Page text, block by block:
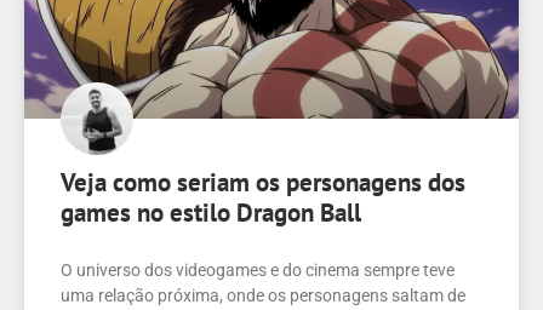
Veja como seriam os personagens dos
games no estilo Dragon Ball
O universo dos videogames e do cinema sempre teve
uma relação próxima, onde os personagens saltam de